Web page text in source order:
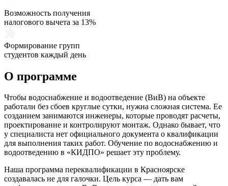
Возможность получения
налогового вычета за 13%
Формирование групп
студентов каждый день
О программе
Чтобы водоснабжение и водоотведение (ВиВ) на объекте
работали без сбоев круглые сутки, нужна сложная система. Ее
созданием занимаются инженеры, которые проводят расчеты,
проектирование и контролируют монтаж. Однако бывает, что
у специалиста нет официального документа о квалификации
для выполнения таких работ. Обучение по водоснабжению и
водоотведению в «КИДПО» решает эту проблему.
Наша программа переквалификации в Красноярске
создавалась не для галочки. Цель курса — дать вам